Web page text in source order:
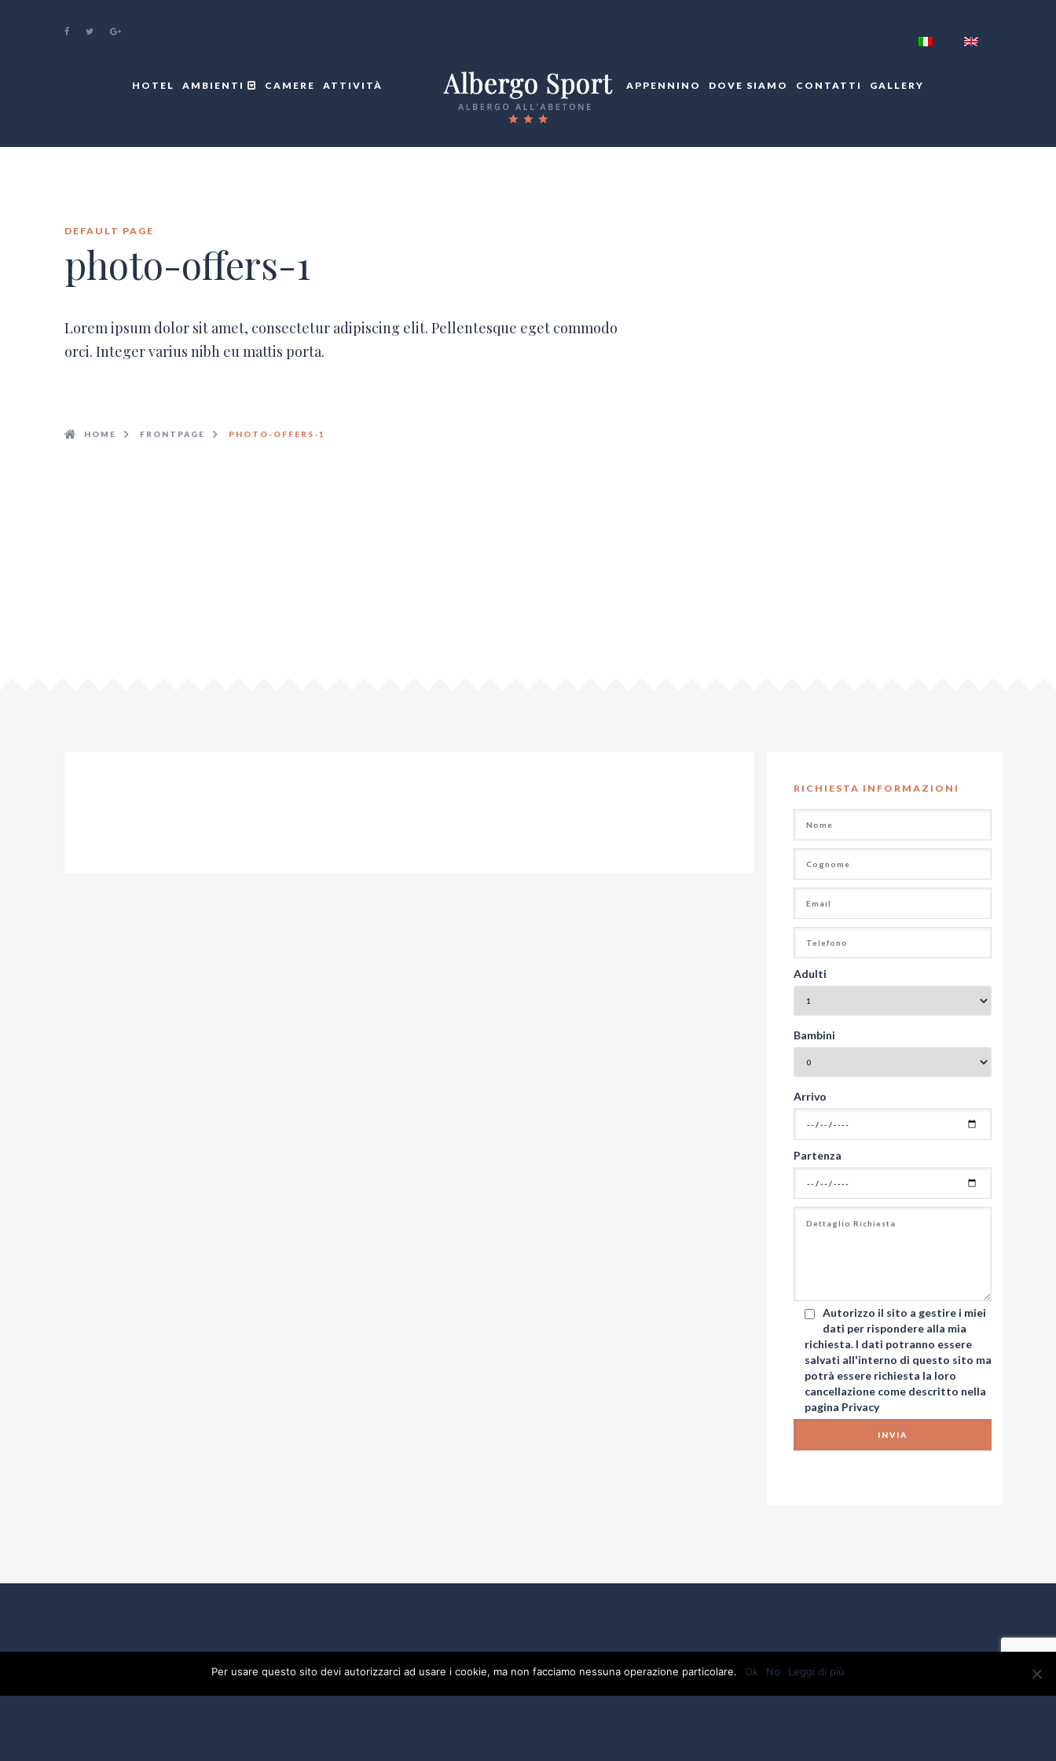
HOTEL AMBIENTI CAMERE ATTIVITÀ APPENNINO DOVE SIAMO CONTATTI GALLERY
DEFAULT PAGE
photo-offers-1
Lorem ipsum dolor sit amet, consectetur adipiscing elit. Pellentesque eget commodo
orci. Integer varius nibh eu mattis porta.
HOME FRONTPAGE PHOTO-OFFERS-1
RICHIESTA INFORMAZIONI
Adulti
Bambini
Arrivo
Partenza
Autorizzo il sito a gestire i miei
dati per rispondere alla mia
richiesta. I dati potranno essere
salvati all'interno di questo sito ma
potrà essere richiesta la loro
cancellazione come descritto nella
pagina Privacy
Per usare questo sito devi autorizzarci ad usare i cookie, ma non facciamo nessuna operazione particolare. Ok No Leggi di più